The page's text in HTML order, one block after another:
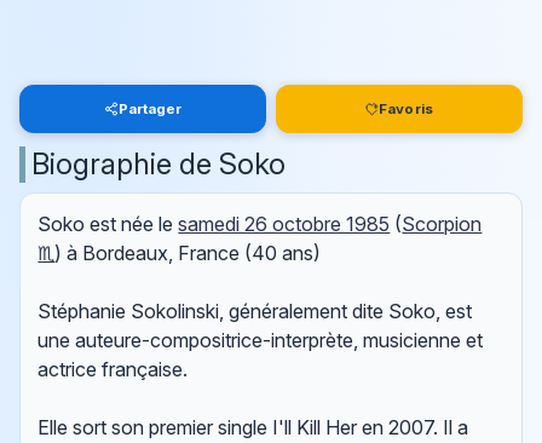
Partager Favoris
Biographie de Soko
Soko est née lesamedi 26 octobre 1985 (Scorpion
♏) à Bordeaux, France (40 ans)
Stéphanie Sokolinski, généralement dite Soko, est
une auteure-compositrice-interprète, musicienne et
actrice française.
Elle sort son premier single I'll Kill Her en 2007. Il a